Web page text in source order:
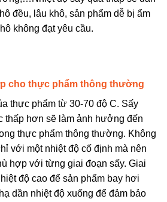
đều, lâu khô, sản phẩm dễ bị ẩm
không đạt yêu cầu.
cho thực phẩm thông thường
thực phẩm từ 30-70 độ C. Sấy
thấp hơn sẽ làm ảnh hưởng đến
thực phẩm thông thường. Không
với một nhiệt độ cố định mà nên
hợp với từng giai đoạn sấy. Giai
độ cao để sản phẩm bay hơi
dần nhiệt độ xuống để đảm bảo